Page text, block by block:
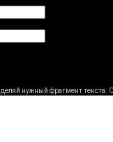
нужный фрагмент текста.